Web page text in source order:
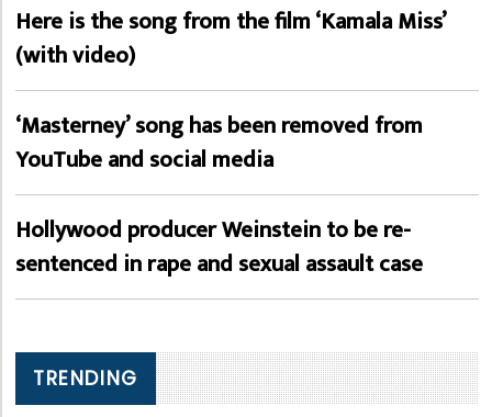
Here is the song from the film ‘Kamala Miss’
(with video)
‘Masterney’ song has been removed from
YouTube and social media
Hollywood producer Weinstein to be re-
sentenced in rape and sexual assault case
TRENDING